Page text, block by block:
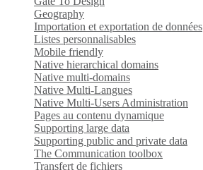
Geography
Importation et exportation de données
Listes personnalisables
Mobile friendly
Native hierarchical domains
Native multi-domains
Native Multi-Langues
Native Multi-Users Administration
Pages au contenu dynamique
Supporting large data
Supporting public and private data
The Communication toolbox
Transfert de fichiers